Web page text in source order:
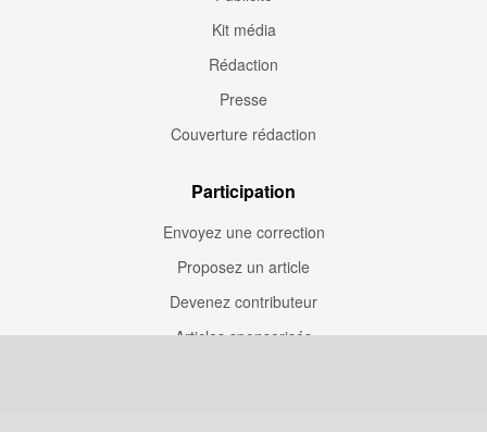
Kit média
Rédaction
Presse
Couverture rédaction
Participation
Envoyez une correction
Proposez un article
Devenez contributeur
Articles sponsorisés